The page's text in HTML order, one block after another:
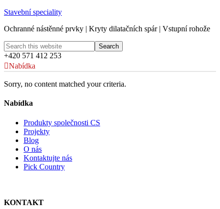
Stavební speciality
Ochranné nástěnné prvky | Kryty dilatačních spár | Vstupní rohože
+420 571 412 253
Nabídka
Sorry, no content matched your criteria.
Nabídka
Produkty společnosti CS
Projekty
Blog
O nás
Kontaktujte nás
Pick Country
KONTAKT